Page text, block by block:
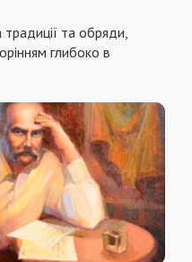
та обряди,
глибоко в